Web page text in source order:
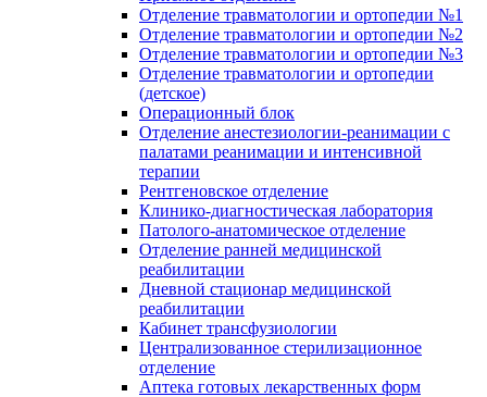
Отделение травматологии и ортопедии №1
Отделение травматологии и ортопедии №2
Отделение травматологии и ортопедии №3
Отделение травматологии и ортопедии
(детское)
Операционный блок
Отделение анестезиологии-реанимации с
палатами реанимации и интенсивной
терапии
Рентгеновское отделение
Клинико-диагностическая лаборатория
Патолого-анатомическое отделение
Отделение ранней медицинской
реабилитации
Дневной стационар медицинской
реабилитации
Кабинет трансфузиологии
Централизованное стерилизационное
отделение
Аптека готовых лекарственных форм